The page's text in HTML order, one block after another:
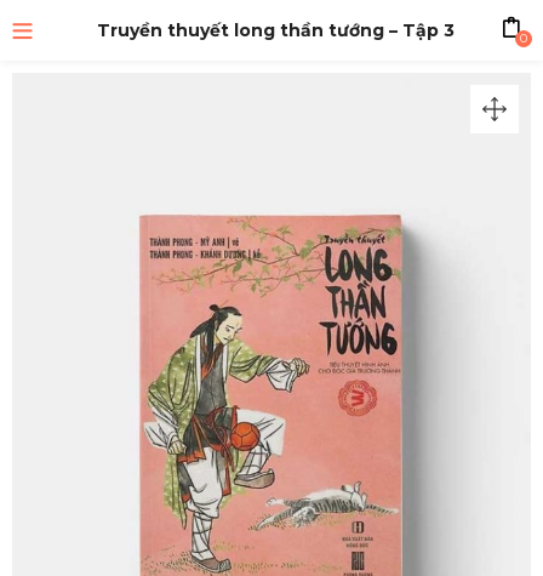
Truyền thuyết long thần tướng – Tập 3 0